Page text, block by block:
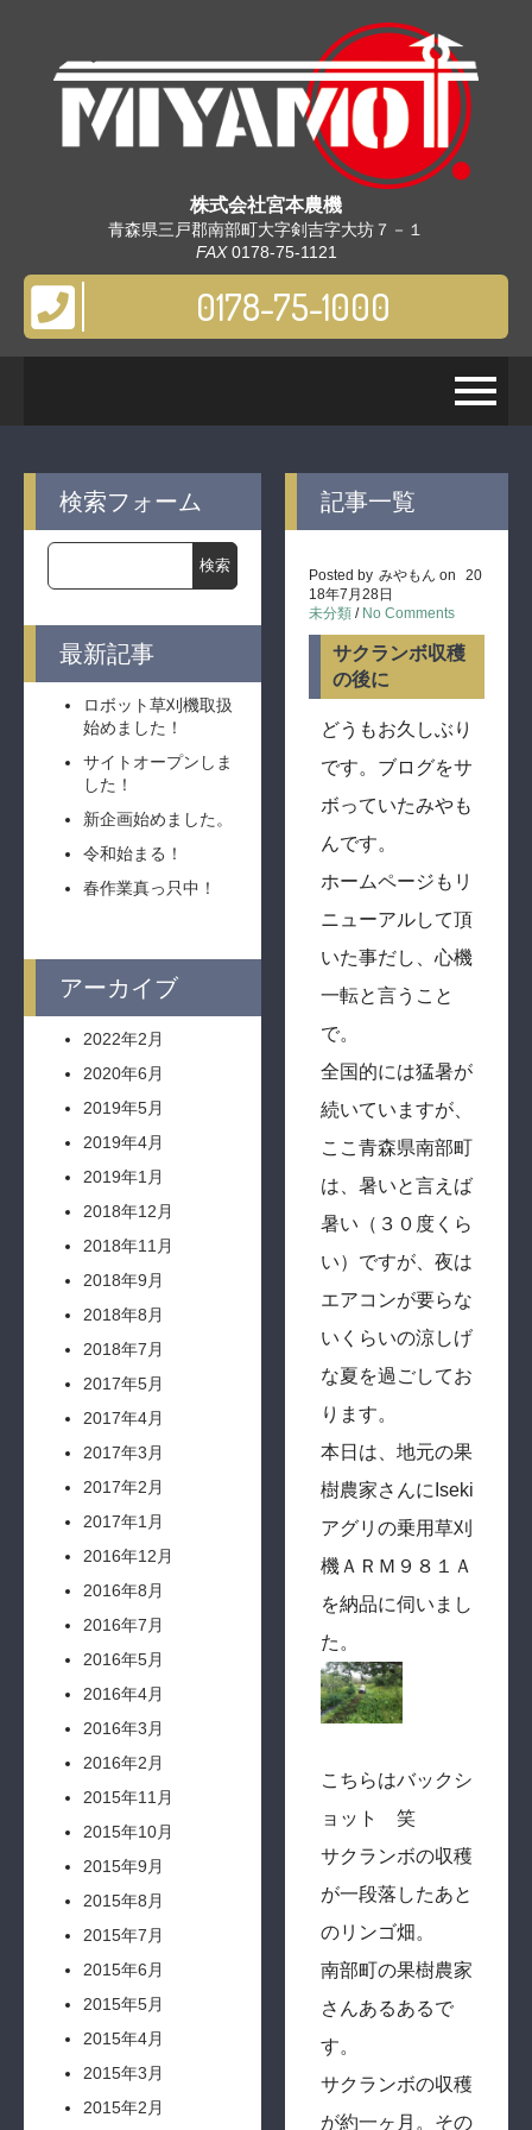
株式会社宮本農機
青森県三戸郡南部町大字剣吉字大坊７－１
FAX 0178-75-1121
0178-75-1000
検索フォーム
最新記事
ロボット草刈機取扱
始めました！
サイトオープンしま
した！
新企画始めました。
令和始まる！
春作業真っ只中！
アーカイブ
2022年2月
2020年6月
2019年5月
2019年4月
2019年1月
2018年12月
2018年11月
2018年9月
2018年8月
2018年7月
2017年5月
2017年4月
2017年3月
2017年2月
2017年1月
2016年12月
2016年8月
2016年7月
2016年5月
2016年4月
2016年3月
2016年2月
2015年11月
2015年10月
2015年9月
2015年8月
2015年7月
2015年6月
2015年5月
2015年4月
2015年3月
2015年2月
記事一覧
Posted by みやもん on
20
18年7月28日
未分類 / No Comments
サクランボ収穫
の後に
どうもお久しぶり
です。ブログをサ
ボっていたみやも
んです。
ホームページもリ
ニューアルして頂
いた事だし、心機
一転と言うこと
で。
全国的には猛暑が
続いていますが、
ここ青森県南部町
は、暑いと言えば
暑い（３０度くら
い）ですが、夜は
エアコンが要らな
いくらいの涼しげ
な夏を過ごしてお
ります。
本日は、地元の果
樹農家さんにIseki
アグリの乗用草刈
機ＡＲＭ９８１Ａ
を納品に伺いまし
た。
こちらはバックシ
ョット 笑
サクランボの収穫
が一段落したあと
のリンゴ畑。
南部町の果樹農家
さんあるあるで
す。
サクランボの収穫
が約一ヶ月。その